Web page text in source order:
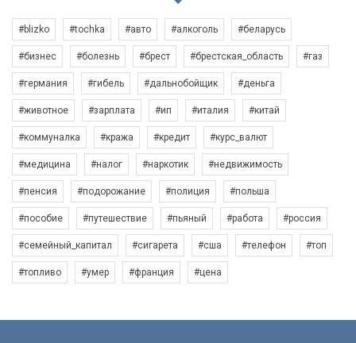
#blizko #tochka #авто #алкоголь #беларусь
#бизнес #болезнь #брест #брестская_область #газ
#германия #гибель #дальнобойщик #деньга
#животное #зарплата #ип #италия #китай
#коммуналка #кража #кредит #курс_валют
#медицина #налог #наркотик #недвижимость
#пенсия #подорожание #полиция #польша
#пособие #путешествие #пьяный #работа #россия
#семейный_капитал #сигарета #сша #телефон #топ
#топливо #умер #франция #цена